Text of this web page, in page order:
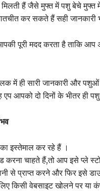
हैं जैसे मुफ्त में पशु बेचे मुफ्त
कर सकते हैं सही जानकारी
पूरी मदद करता है ताकि
में ही सारी जानकारी और पशुओं
एप आपको दो दिनों के भीतर ही
इस्तेमाल कर रहे हैं ।
चाहते हैं,तो आप इसे प्ले
से प्राप्त करने और फिर इसे
किसी वेबसाइट खोलने पर या